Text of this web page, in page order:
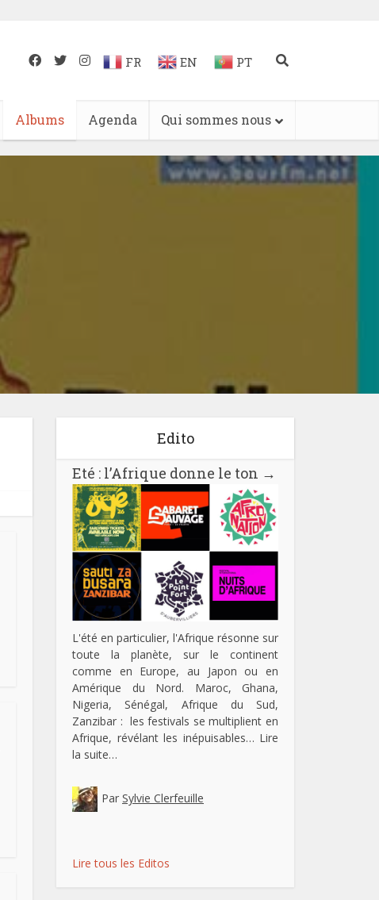
FR EN PT
Albums Agenda Qui sommes nous
Edito
Eté : l’Afrique donne le ton →
L'été en particulier, l'Afrique résonne sur
toute la planète, sur le continent
comme en Europe, au Japon ou en
Amérique du Nord. Maroc, Ghana,
Nigeria, Sénégal, Afrique du Sud,
Zanzibar : les festivals se multiplient en
Afrique, révélant les inépuisables… Lire
la suite…
Par Sylvie Clerfeuille
Lire tous les Editos